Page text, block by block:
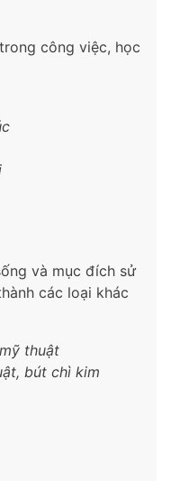
công việc, học
và mục đích sử
các loại khác
thuật
bút chì kim